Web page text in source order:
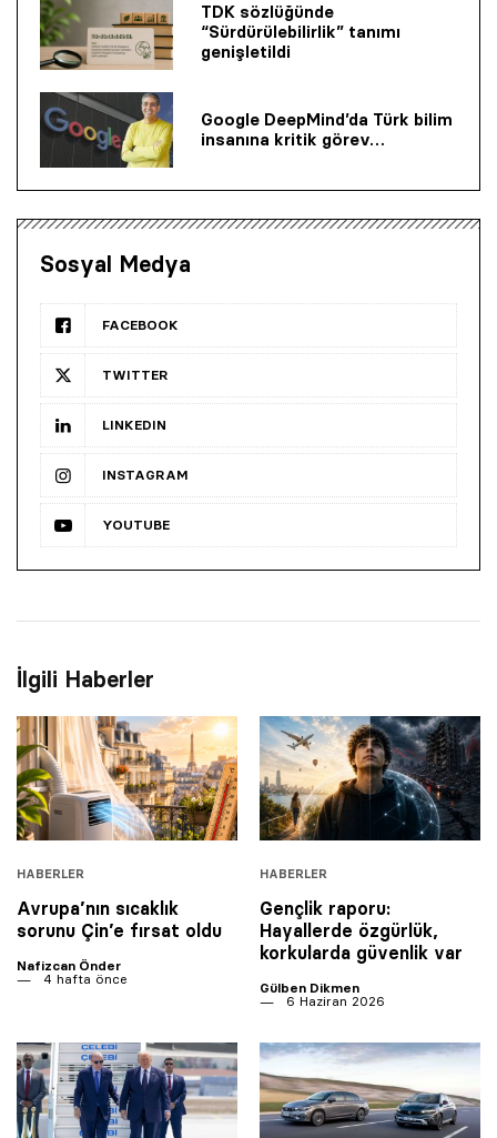
TDK sözlüğünde
“Sürdürülebilirlik” tanımı
genişletildi
Google DeepMind’da Türk bilim
insanına kritik görev…
Sosyal Medya
FACEBOOK
TWITTER
LINKEDIN
INSTAGRAM
YOUTUBE
İlgili Haberler
HABERLER
Avrupa’nın sıcaklık
sorunu Çin’e fırsat oldu
Nafizcan Önder
4 hafta önce
HABERLER
Gençlik raporu:
Hayallerde özgürlük,
korkularda güvenlik var
Gülben Dikmen
6 Haziran 2026